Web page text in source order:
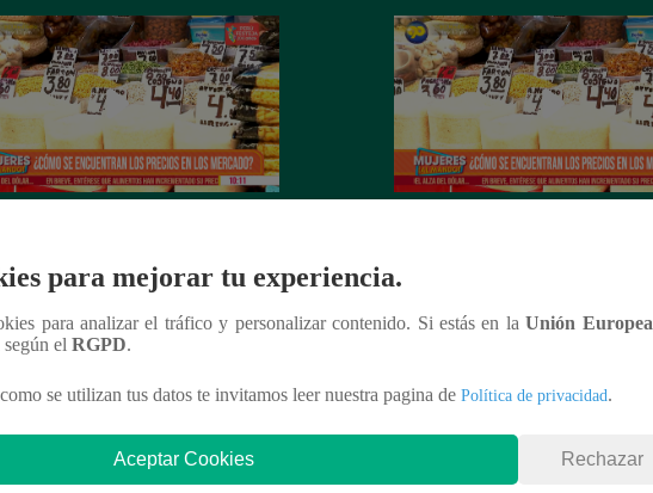
– Programa completo
para mejorar tu experiencia.
para analizar el tráfico y personalizar contenido. Si estás en laUnión Europea
según el RGPD.
se utilizan tus datos te invitamos leer nuestra pagina de Política de privacidad.
Aceptar Cookies Rechazar